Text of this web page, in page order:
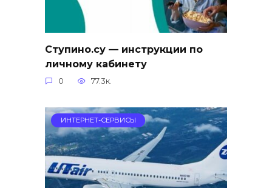
Ступино.су — инструкции по
личному кабинету
0 77.3к.
ИНТЕРНЕТ-СЕРВИСЫ